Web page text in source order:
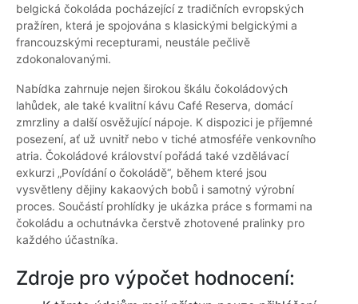
belgická čokoláda pocházející z tradičních evropských
pražíren, která je spojována s klasickými belgickými a
francouzskými recepturami, neustále pečlivě
zdokonalovanými.
Nabídka zahrnuje nejen širokou škálu čokoládových
lahůdek, ale také kvalitní kávu Café Reserva, domácí
zmrzliny a další osvěžující nápoje. K dispozici je příjemné
posezení, ať už uvnitř nebo v tiché atmosféře venkovního
atria. Čokoládové království pořádá také vzdělávací
exkurzi „Povídání o čokoládě“, během které jsou
vysvětleny dějiny kakaových bobů i samotný výrobní
proces. Součástí prohlídky je ukázka práce s formami na
čokoládu a ochutnávka čerstvě zhotovené pralinky pro
každého účastníka.
Zdroje pro výpočet hodnocení: